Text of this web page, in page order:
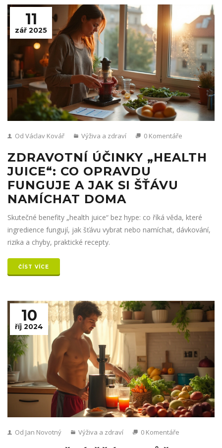
11
zář 2025
Od Václav Kovář Výživa a zdraví 0 Komentáře
ZDRAVOTNÍ ÚČINKY „HEALTH
JUICE“: CO OPRAVDU
FUNGUJE A JAK SI ŠŤÁVU
NAMÍCHAT DOMA
Skutečné benefity „health juice“ bez hype: co říká věda, které
ingredience fungují, jak šťávu vybrat nebo namíchat, dávkování,
rizika a chyby, praktické recepty.
ČÍST VÍCE
10
říj 2024
Od Jan Novotný Výživa a zdraví 0 Komentáře